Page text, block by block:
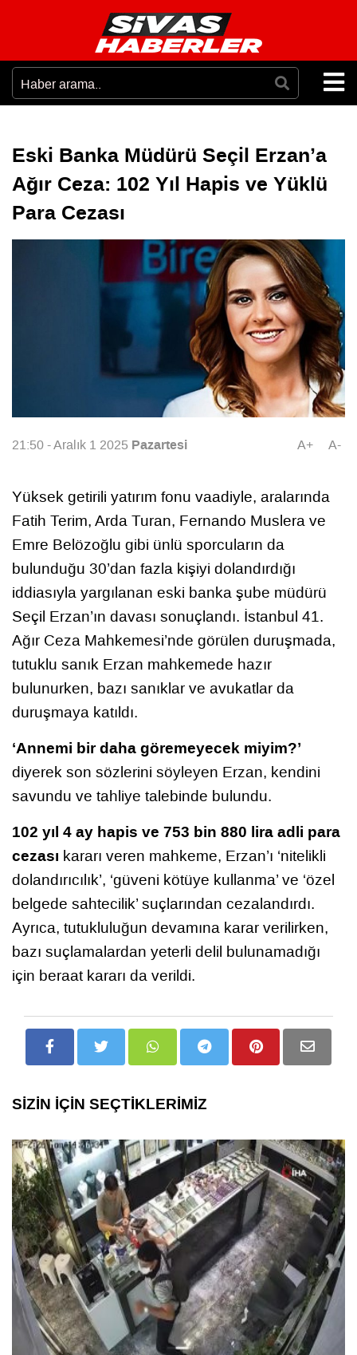
Eski Banka Müdürü Seçil Erzan’a
Ağır Ceza: 102 Yıl Hapis ve Yüklü
Para Cezası
21:50 - Aralık 1 2025 Pazartesi A+ A-
Yüksek getirili yatırım fonu vaadiyle, aralarında
Fatih Terim, Arda Turan, Fernando Muslera ve
Emre Belözoğlu gibi ünlü sporcuların da
bulunduğu 30’dan fazla kişiyi dolandırdığı
iddiasıyla yargılanan eski banka şube müdürü
Seçil Erzan’ın davası sonuçlandı. İstanbul 41.
Ağır Ceza Mahkemesi’nde görülen duruşmada,
tutuklu sanık Erzan mahkemede hazır
bulunurken, bazı sanıklar ve avukatlar da
duruşmaya katıldı.
‘Annemi bir daha göremeyecek miyim?’
diyerek son sözlerini söyleyen Erzan, kendini
savundu ve tahliye talebinde bulundu.
102 yıl 4 ay hapis ve 753 bin 880 lira adli para
cezası kararı veren mahkeme, Erzan’ı ‘nitelikli
dolandırıcılık’, ‘güveni kötüye kullanma’ ve ‘özel
belgede sahtecilik’ suçlarından cezalandırdı.
Ayrıca, tutukluluğun devamına karar verilirken,
bazı suçlamalardan yeterli delil bulunamadığı
için beraat kararı da verildi.
SİZİN İÇİN SEÇTİKLERİMİZ